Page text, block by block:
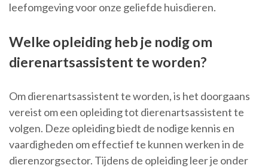
leefomgeving voor onze geliefde huisdieren.
Welke opleiding heb je nodig om
dierenartsassistent te worden?
Om dierenartsassistent te worden, is het doorgaans
vereist om een opleiding tot dierenartsassistent te
volgen. Deze opleiding biedt de nodige kennis en
vaardigheden om effectief te kunnen werken in de
dierenzorgsector. Tijdens de opleiding leer je onder